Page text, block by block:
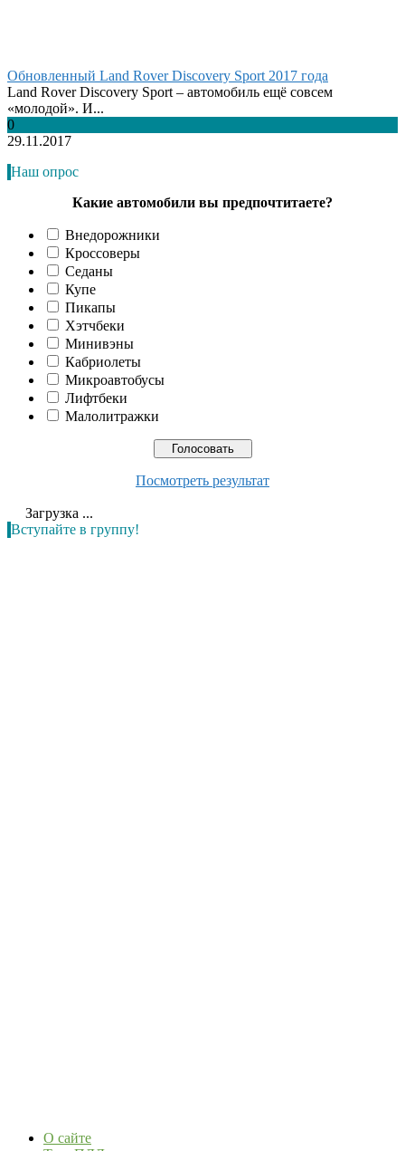
Обновленный Land Rover Discovery Sport 2017 года
Land Rover Discovery Sport – автомобиль ещё совсем
«молодой». И...
0
29.11.2017
Наш опрос
Какие автомобили вы предпочтитаете?
Внедорожники
Кроссоверы
Седаны
Купе
Пикапы
Хэтчбеки
Минивэны
Кабриолеты
Микроавтобусы
Лифтбеки
Малолитражки
Посмотреть результат
Загрузка ...
Вступайте в группу!
О сайте